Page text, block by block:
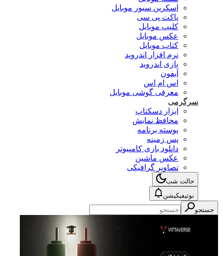
اسکرین سیور موبایل
پاکت پی سی
کلیپ موبایل
عکس موبایل
کتاب موبایل
نرم افزار اندروید
بازی اندروید
آیفون
اس ام اس
معرفی گوشی موبایل
سرگرمی
ابزار دسکتاپ
محافظ نمایش
پوسته برنامه
پس زمینه
دانلود بازی کامپیوتر
عکس ماشین
تصاویر گرافیکی
حالت شب
نوتیفیکیشن
جستجو